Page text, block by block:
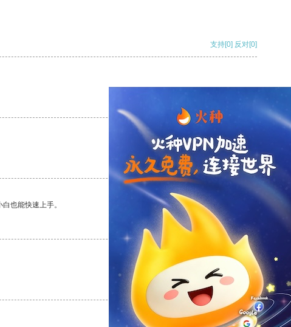
支持[0] 反对[0]
支持 [0] 反对[0]
也能快速上手。
支持[0] 反对
支持[0] 反对[0]